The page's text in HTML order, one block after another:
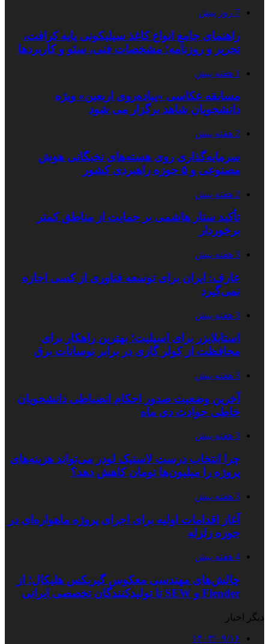
7 روز پیش
راهنمای جامع انواع کاغذ سیلیکونی پایه کرافت،
تحریر و روزنامه؛ مشخصات فنی، سئو و کاربردها
1 هفته پیش
مسابقه عکاسی «پیاده‌روی اربعین» ویژه
دانشجویان شاهد برگزار می شود
2 هفته پیش
سرمایه‌گذاری روی هسته‌های نخبگانی هوش
مصنوعی و ۵ حوزه راهبردی کشور
2 هفته پیش
تأکید ستار هاشمی بر حمایت از مناطق کمتر
برخوردار
3 هفته پیش
عارف: ایران برای توسعه فناوری از کسی اجازه
نمی‌گیرد
3 هفته پیش
استابلایزر برای اسپلیت؛ بهترین راهکار برای
محافظت از کولر گازی در برابر نوسانات برق
3 هفته پیش
آخرین وضعیت صدور احکام انضباطی دانشجویان
خاطی حوادث دی ماه
3 هفته پیش
چرا انتخاب درست لاستیک لودر می‌تواند هزینه‌های
پروژه را میلیون‌ها تومان کاهش دهد؟
3 هفته پیش
آغاز اقدامات اولیه برای اجرای پروژه ماهواره‌ای در
حوزه زلزله
4 هفته پیش
چالش‌های مهندسی معکوس گیربکس هلیکال؛ از
Flender و SEW تا تولیدکنندگان تخصصی ایرانی
دیگر اخبار
۱۴۰۳/۰۹/۱۶